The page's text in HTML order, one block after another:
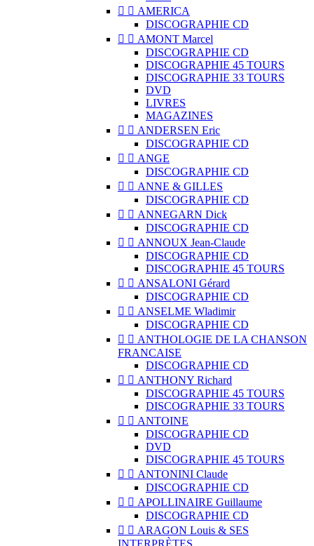
  AMERICA
DISCOGRAPHIE CD
  AMONT Marcel
DISCOGRAPHIE CD
DISCOGRAPHIE 45 TOURS
DISCOGRAPHIE 33 TOURS
DVD
LIVRES
MAGAZINES
  ANDERSEN Eric
DISCOGRAPHIE CD
  ANGE
DISCOGRAPHIE CD
  ANNE & GILLES
DISCOGRAPHIE CD
  ANNEGARN Dick
DISCOGRAPHIE CD
  ANNOUX Jean-Claude
DISCOGRAPHIE CD
DISCOGRAPHIE 45 TOURS
  ANSALONI Gérard
DISCOGRAPHIE CD
  ANSELME Wladimir
DISCOGRAPHIE CD
  ANTHOLOGIE DE LA CHANSON
FRANCAISE
DISCOGRAPHIE CD
  ANTHONY Richard
DISCOGRAPHIE 45 TOURS
DISCOGRAPHIE 33 TOURS
  ANTOINE
DISCOGRAPHIE CD
DVD
DISCOGRAPHIE 45 TOURS
  ANTONINI Claude
DISCOGRAPHIE CD
  APOLLINAIRE Guillaume
DISCOGRAPHIE CD
  ARAGON Louis & SES
INTERPRÈTES